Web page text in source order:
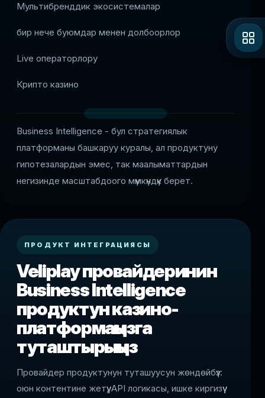
Мультибренддик экосистемалар
бир нече буюмдар менен долбоорлор
Live операторлору
Крипто казино
Business Intelligence - бул стратегиялык
платформаны башкаруу куралы, ал продуктуну
гипотезалардын эмес, так маалыматтардын
негизинде масштабдоого мүмкүндүк берет.
ПРОДУКТ ИНТЕГРАЦИЯСЫ
Veliplay провайдеринин
Business Intelligence
продуктун казино-
платформаңызга
туташтырыңыз
Провайдер продуктунун туташуусун жөндөйбүз:
оюн контентине жетүү, API логикасы, ишке киргизүү